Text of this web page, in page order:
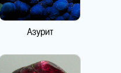
Азурит